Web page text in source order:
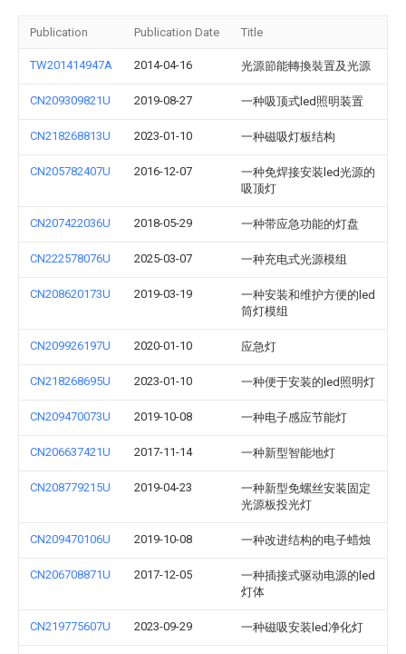
Publication Publication Date Title
TW201414947A 2014-04-16 光源節能轉換裝置及光源
CN209309821U 2019-08-27 一种吸顶式led照明装置
CN218268813U 2023-01-10 一种磁吸灯板结构
CN205782407U 2016-12-07
一种免焊接安装led光源的
吸顶灯
CN207422036U 2018-05-29 一种带应急功能的灯盘
CN222578076U 2025-03-07 一种充电式光源模组
CN208620173U 2019-03-19
一种安装和维护方便的led
筒灯模组
CN209926197U 2020-01-10 应急灯
CN218268695U 2023-01-10 一种便于安装的led照明灯
CN209470073U 2019-10-08 一种电子感应节能灯
CN206637421U 2017-11-14 一种新型智能地灯
CN208779215U 2019-04-23
一种新型免螺丝安装固定
光源板投光灯
CN209470106U 2019-10-08 一种改进结构的电子蜡烛
CN206708871U 2017-12-05
一种插接式驱动电源的led
灯体
CN219775607U 2023-09-29 一种磁吸安装led净化灯